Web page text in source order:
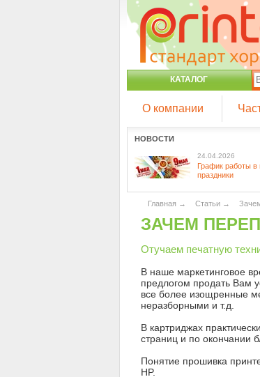
КАТАЛОГ
О компании
НОВОСТИ
24.04.2026
График работы в
праздники
Главная → Статьи →
ЗАЧЕМ
Отучаем печатную
В наше маркетинговое
предлогом продать Вам
все более изощренные
неразборными и т.д.
В картриджах
страниц и по окончании
Понятие прошивка
HP.